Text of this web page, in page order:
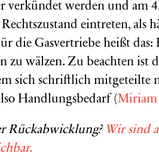
verkündet werden und am
eintreten, als
die Gasvertriebe heißt das:
zu wälzen. Zu beachten ist
sich schriftlich mitgeteilte
Handlungsbedarf (Miriam
Rückabwicklung? Wir sind